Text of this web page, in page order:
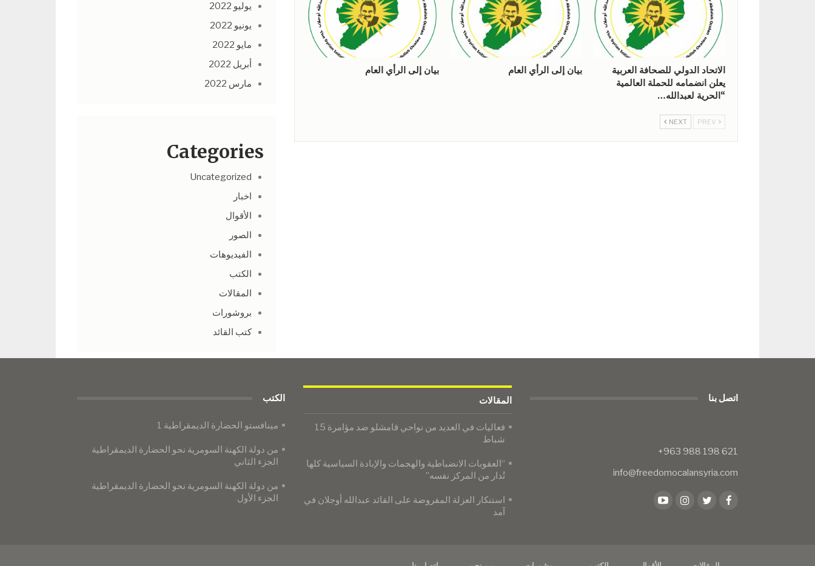
الاتحاد الدولي للصحافة العربية
يعلن انضمامه للحملة العالمية
“الحرية لعبدالله…
بيان إلى الرأي العام بيان إلى الرأي العام
NEXT
يوليو 2022
يونيو 2022
مايو 2022
أبريل 2022
مارس 2022
Categories
Uncategorized
اخبار
الأقوال
الصور
الفيديوهات
الكتب
المقالات
بروشورات
كتب القائد
اتصل بنا
info@freedomocalansyria.com
المقالات
فعاليات في العديد من نواحي قامشلو ضد مؤامرة 15
شباط
“العقوبات الانضباطية والهجمات والإبادة السياسية كلها
تُدار من المركز نفسه”
استنكار العزلة المفروضة على القائد عبدالله أوجلان في
آمد
الكتب
مينافستو الحضارة الديمقراطية 1
من دولة الكهنة السومرية نحو الحضارة الديمقراطية
الجزء الثاني
من دولة الكهنة السومرية نحو الحضارة الديمقراطية
الجزء الأول